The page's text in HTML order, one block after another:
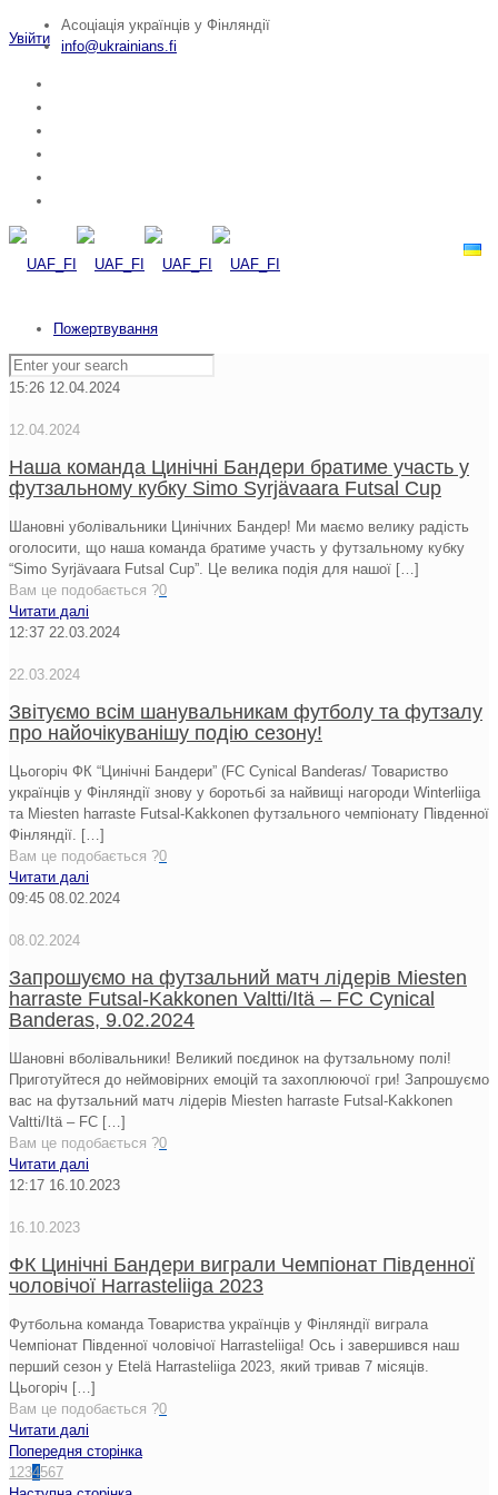
Увійти
Асоціація українців у Фінляндії
info@ukrainians.fi
Пожертвування
15:26 12.04.2024
12.04.2024
Наша команда Цинічні Бандери братиме участь у
футзальному кубку Simo Syrjävaara Futsal Cup
Шановні уболівальники Цинічних Бандер! Ми маємо велику радість
оголосити, що наша команда братиме участь у футзальному кубку
“Simo Syrjävaara Futsal Cup”. Це велика подія для нашої […]
Вам це подобається ?0
Читати далі
12:37 22.03.2024
22.03.2024
Звітуємо всім шанувальникам футболу та футзалу
про найочікуванішу подію сезону!
Цьогоріч ФК “Цинічні Бандери” (FC Cynical Banderas/ Товариство
українців у Фінляндії знову у боротьбі за найвищі нагороди Winterliiga
та Miesten harraste Futsal-Kakkonen футзального чемпіонату Південної
Фінляндії.
[…]
Вам це подобається ?0
Читати далі
09:45 08.02.2024
08.02.2024
Запрошуємо на футзальний матч лідерів Miesten
harraste Futsal-Kakkonen Valtti/Itä – FC Cynical
Banderas, 9.02.2024
Шановні вболівальники! Великий поєдинок на футзальному полі!
Приготуйтеся до неймовірних емоцій та захоплюючої гри! Запрошуємо
вас на футзальний матч лідерів Miesten harraste Futsal-Kakkonen
Valtti/Itä – FC […]
Вам це подобається ?0
Читати далі
12:17 16.10.2023
16.10.2023
ФК Цинічні Бандери виграли Чемпіонат Південної
чоловічої Harrasteliiga 2023
Футбольна команда Товариствa українців у Фінляндії виграла
Чемпіонат Південної чоловічої Harrasteliiga! Ось і завершився наш
перший сезон y Etelä Harrasteliiga 2023, який тривав 7 місяців.
Цьогоріч […]
Вам це подобається ?0
Читати далі
Попередня сторінка
1 234567